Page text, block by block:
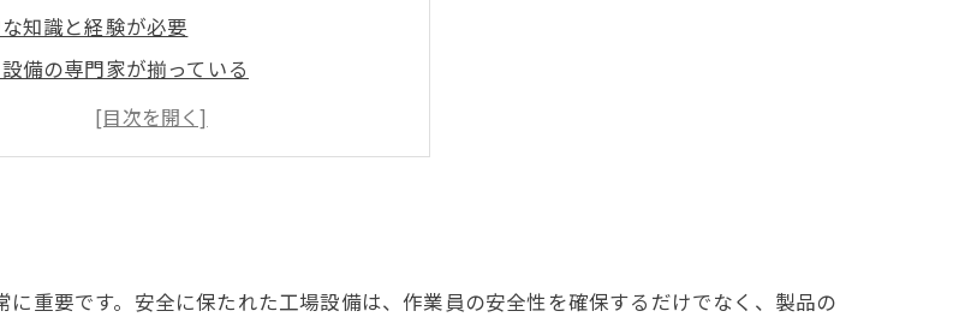
知識と経験が必要
備の専門家が揃っている
ルの際も安心
中も対応可能
重要です。安全に保たれた工場設備は、作業員の安全性を確保するだけでなく、製品の